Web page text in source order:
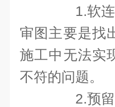
1.软连
审图主要是找
施工中无法实
不符的问题。
2.预留